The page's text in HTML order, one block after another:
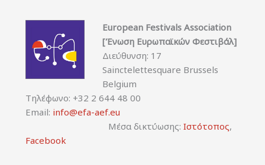
European Festivals Association
[Ένωση Ευρωπαϊκών Φεστιβάλ]
Διεύθυνση: 17
Sainctelettesquare Brussels
Belgium
Τηλέφωνο: +32 2 644 48 00
Email: info@efa-aef.eu
Μέσα δικτύωσης: Ιστότοπος,
Facebook